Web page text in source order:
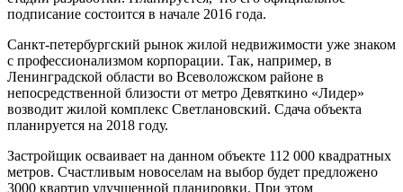
подписание состоится в начале 2016 года.
Санкт-петербургский рынок жилой недвижимости уже знаком
с профессионализмом корпорации. Так, например, в
Ленинградской области во Всеволожском районе в
непосредственной близости от метро Девяткино «Лидер»
возводит жилой комплекс Светлановский. Сдача объекта
планируется на 2018 году.
Застройщик осваивает на данном объекте 112 000 квадратных
метров. Счастливым новоселам на выбор будет предложено
3000 квартир улучшенной планировки. При этом